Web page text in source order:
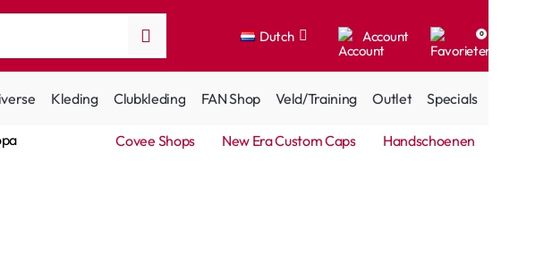
Dutch Account 0
Kleding Clubkleding FAN Shop Veld/Training Outlet Specials
Covee Shops New Era Custom Caps Handschoenen